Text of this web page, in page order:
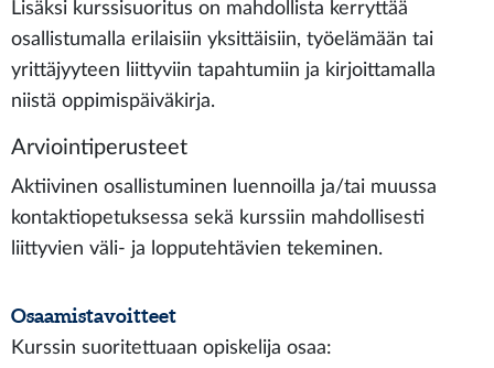
Lisäksi kurssisuoritus on mahdollista kerryttää
osallistumalla erilaisiin yksittäisiin, työelämään tai
yrittäjyyteen liittyviin tapahtumiin ja kirjoittamalla
niistä oppimispäiväkirja.
Arviointiperusteet
Aktiivinen osallistuminen luennoilla ja/tai muussa
kontaktiopetuksessa sekä kurssiin mahdollisesti
liittyvien väli- ja lopputehtävien tekeminen.
Osaamistavoitteet
Kurssin suoritettuaan opiskelija osaa: